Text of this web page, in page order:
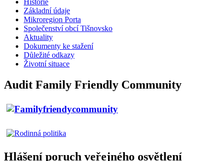
Historie
Základní údaje
Mikroregion Porta
Společenství obcí Tišnovsko
Aktuality
Dokumenty ke stažení
Důležité odkazy
Životní situace
Audit Family Friendly Community
Hlášení poruch veřejného osvětlení